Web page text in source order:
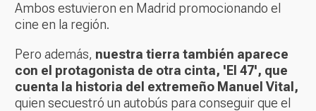
Ambos estuvieron en Madrid promocionando el
cine en la región.
Pero además, nuestra tierra también aparece
con el protagonista de otra cinta, 'El 47', que
cuenta la historia del extremeño Manuel Vital,
quien secuestró un autobús para conseguir que el